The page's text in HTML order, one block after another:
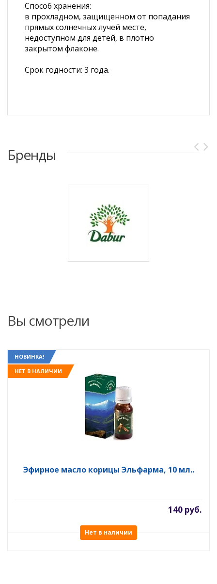
Способ хранения:
в прохладном, защищенном от попадания
прямых солнечных лучей месте,
недоступном для детей, в плотно
закрытом флаконе.
Срок годности: 3 года.
Бренды
Вы смотрели
НОВИНКА!
НЕТ В НАЛИЧИИ
Эфирное масло корицы Эльфарма, 10 мл..
140 руб.
Нет в наличии